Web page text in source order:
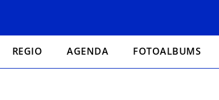
REGIO AGENDA FOTOALBUMS